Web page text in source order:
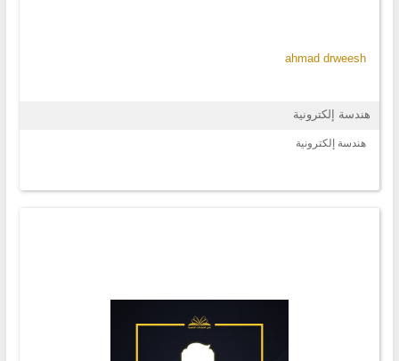
ahmad drweesh
هندسة إلكترونية
هندسة إلكترونية